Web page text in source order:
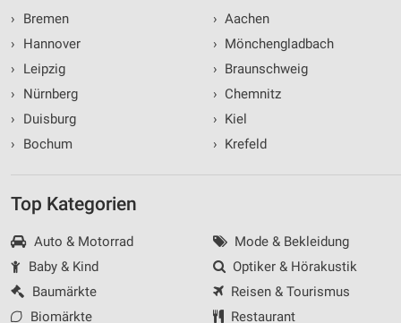
›
Bremen
›
Hannover
›
Leipzig
›
Nürnberg
›
Duisburg
›
Bochum
› Aachen
› Mönchengladbach
› Braunschweig
› Chemnitz
› Kiel
› Krefeld
Top Kategorien
Auto & Motorrad
Baby & Kind
Baumärkte
Biomärkte
Mode & Bekleidung
Optiker & Hörakustik
Reisen & Tourismus
Restaurant